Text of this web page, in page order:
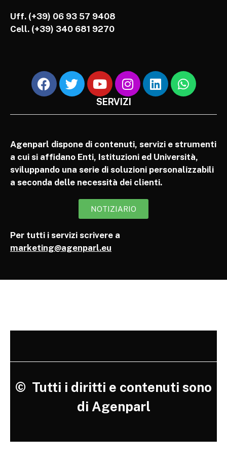
Uff. (+39) 06 93 57 9408
Cell. (+39) 340 681 9270
SERVIZI
Agenparl dispone di contenuti, servizi e strumenti
a cui si affidano Enti, Istituzioni ed Università,
sviluppando una serie di soluzioni personalizzabili
a seconda delle necessità dei clienti.
NOTIZIARIO
Per tutti i servizi scrivere a
marketing@agenparl.eu
© Tutti i diritti e contenuti sono
di Agenparl